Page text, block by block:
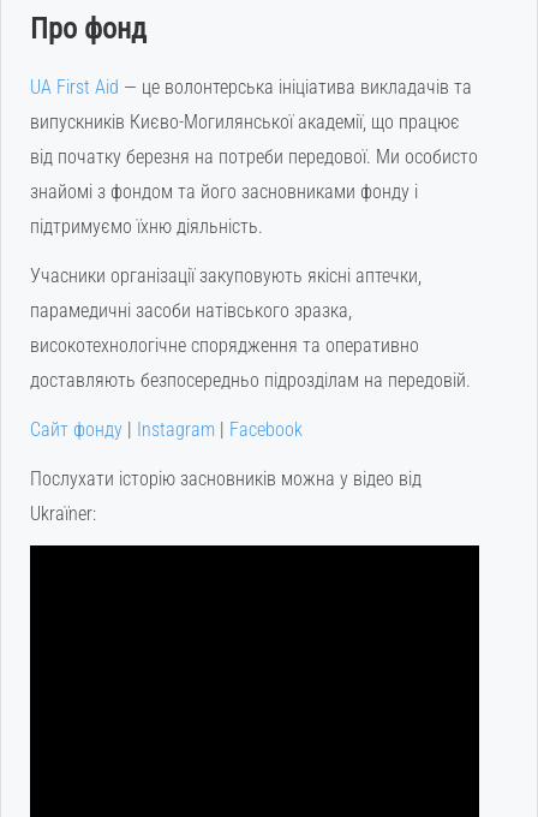
Про фонд
UA First Aid — це волонтерська ініціатива викладачів та
випускників Києво-Могилянської академії, що працює
від початку березня на потреби передової. Ми особисто
знайомі з фондом та його засновниками фонду і
підтримуємо їхню діяльність.
Учасники організації закуповують якісні аптечки,
парамедичні засоби натівського зразка,
високотехнологічне спорядження та оперативно
доставляють безпосередньо підрозділам на передовій.
Сайт фонду Instagram Facebook
Послухати історію засновників можна у відео від
Ukraїner: